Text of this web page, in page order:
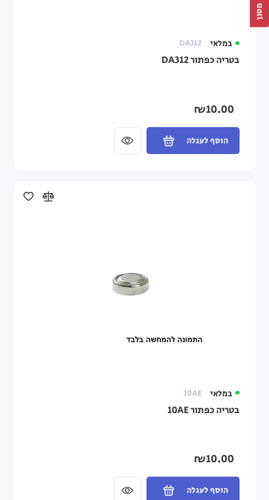
מסנן
במלאי DA312
בטריה כפתור DA312
₪10.00
הוסף לעגלה
במלאי 10AE
בטריה כפתור 10AE
₪10.00
הוסף לעגלה